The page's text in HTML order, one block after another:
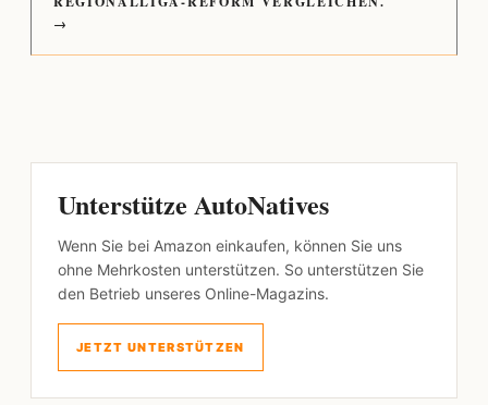
→
Unterstütze AutoNatives
Wenn Sie bei Amazon einkaufen, können Sie uns
ohne Mehrkosten unterstützen. So unterstützen Sie
den Betrieb unseres Online-Magazins.
JETZT UNTERSTÜTZEN